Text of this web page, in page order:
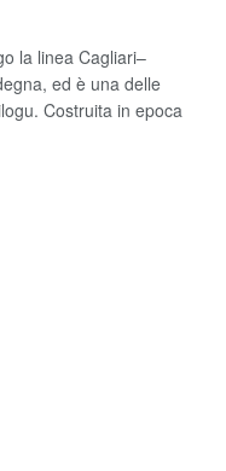
la linea Cagliari–
ed è una delle
Costruita in epoca